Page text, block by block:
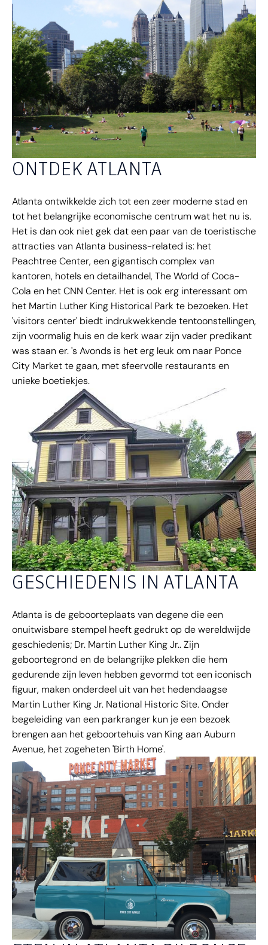
ONTDEK ATLANTA
Atlanta ontwikkelde zich tot een zeer moderne stad en
tot het belangrijke economische centrum wat het nu is.
Het is dan ook niet gek dat een paar van de toeristische
attracties van Atlanta business-related is: het
Peachtree Center, een gigantisch complex van
kantoren, hotels en detailhandel, The World of Coca-
Cola en het CNN Center. Het is ook erg interessant om
het Martin Luther King Historical Park te bezoeken. Het
'visitors center' biedt indrukwekkende tentoonstellingen,
zijn voormalig huis en de kerk waar zijn vader predikant
was staan er. 's Avonds is het erg leuk om naar Ponce
City Market te gaan, met sfeervolle restaurants en
unieke boetiekjes.
GESCHIEDENIS IN ATLANTA
Atlanta is de geboorteplaats van degene die een
onuitwisbare stempel heeft gedrukt op de wereldwijde
geschiedenis; Dr. Martin Luther King Jr.. Zijn
geboortegrond en de belangrijke plekken die hem
gedurende zijn leven hebben gevormd tot een iconisch
figuur, maken onderdeel uit van het hedendaagse
Martin Luther King Jr. National Historic Site. Onder
begeleiding van een parkranger kun je een bezoek
brengen aan het geboortehuis van King aan Auburn
Avenue, het zogeheten 'Birth Home'.